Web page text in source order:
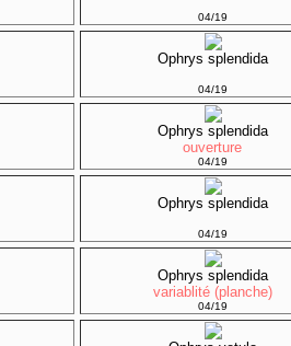
04/19
Ophrys splendida
04/19
Ophrys splendida
ouverture
04/19
Ophrys splendida
04/19
Ophrys splendida
variablité (planche)
04/19